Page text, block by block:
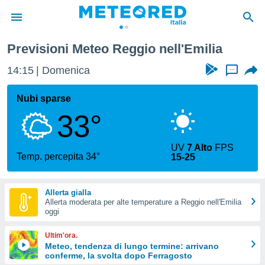
di
per
le
di
Web
le
Previsioni Meteo Reggio nell'Emilia
14:15 Domenica ...
Nubi sparse
33°
Temp. percepita 34°
UV7 Alto FPS
15-25
Allerta gialla
Allerta moderata per alte temperature a Reggio nell'Emilia
oggi
Ultim'ora.
Meteo, tendenza di lungo termine: arrivano
conferme, la svolta dopo Ferragosto